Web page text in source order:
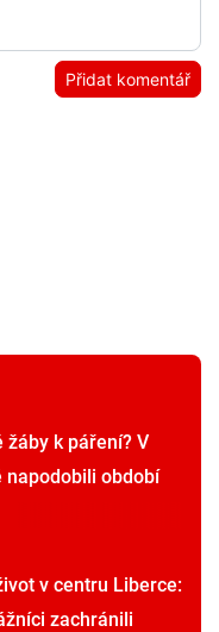
Přidat komentář
k páření? V
napodobili období
v centru Liberce:
zachránili